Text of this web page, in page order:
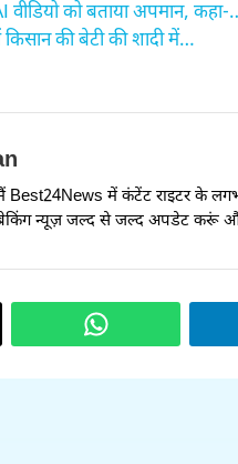
को बताया अपमान, कहा-
की बेटी की शादी में…
मैं Best24News में कंटेंट राइटर के
न्यूज़ जल्द से जल्द अपडेट करूं